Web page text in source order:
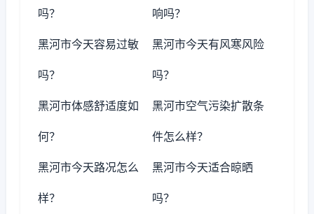
吗？ 响吗？
黑河市今天容易过敏
吗？
黑河市今天有风寒风险
吗？
黑河市体感舒适度如
何？
黑河市空气污染扩散条
件怎么样？
黑河市今天路况怎么
样？
黑河市今天适合晾晒
吗？